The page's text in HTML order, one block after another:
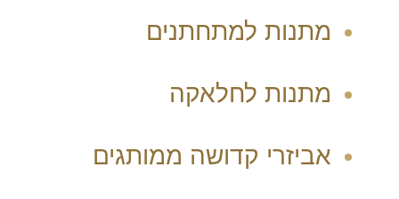
מתנות למתחתנים
מתנות לחלאקה
אביזרי קדושה ממותגים